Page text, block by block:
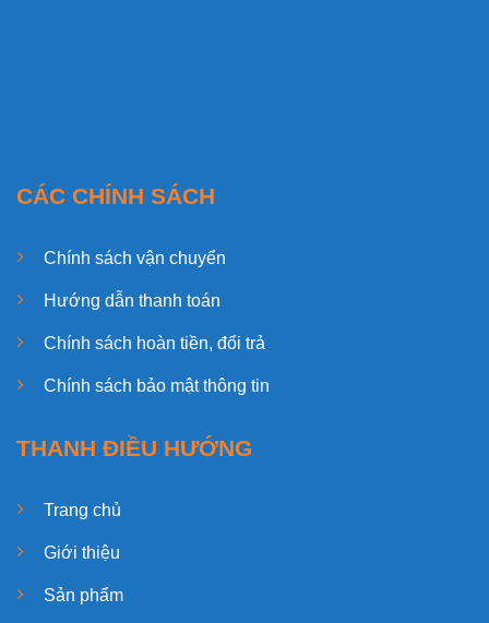
CÁC CHÍNH SÁCH
Chính sách vận chuyển
Hướng dẫn thanh toán
Chính sách hoàn tiền, đổi trả
Chính sách bảo mật thông tin
THANH ĐIỀU HƯỚNG
Trang chủ
Giới thiệu
Sản phẩm